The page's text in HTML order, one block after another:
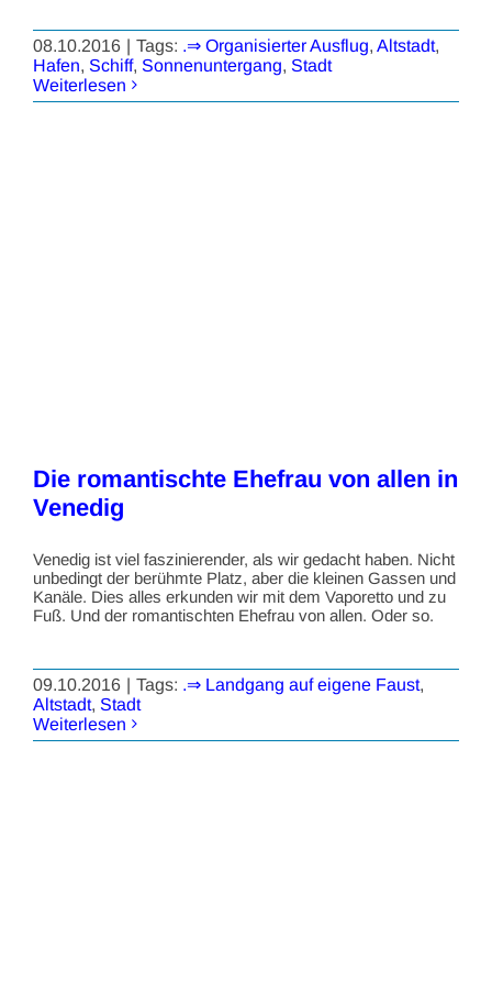
08.10.2016 | Tags: .⇒ Organisierter Ausflug, Altstadt,
Hafen, Schiff, Sonnenuntergang, Stadt
Weiterlesen
Die romantischte Ehefrau von allen in
Venedig
Venedig ist viel faszinierender, als wir gedacht haben. Nicht
unbedingt der berühmte Platz, aber die kleinen Gassen und
Kanäle. Dies alles erkunden wir mit dem Vaporetto und zu
Fuß. Und der romantischten Ehefrau von allen. Oder so.
09.10.2016 | Tags: .⇒ Landgang auf eigene Faust,
Altstadt, Stadt
Weiterlesen